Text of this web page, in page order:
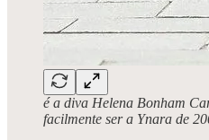
é a diva Helena Bonham
facilmente ser a Ynara de